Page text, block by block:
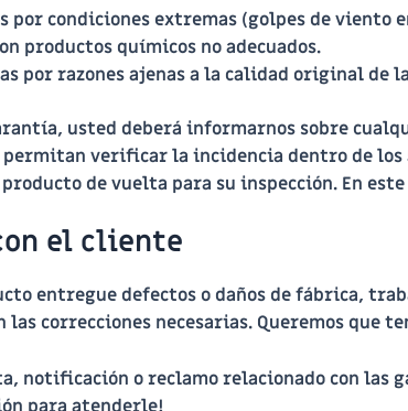
por condiciones extremas (golpes de viento
productos químicos no adecuados.
por razones ajenas a la calidad original de
usted deberá informarnos sobre
verificar la incidencia dentro de los
de vuelta para su inspección. En
el cliente
entregue defectos o daños de fábrica,
las correcciones necesarias. Queremos
notificación o reclamo relacionado con las